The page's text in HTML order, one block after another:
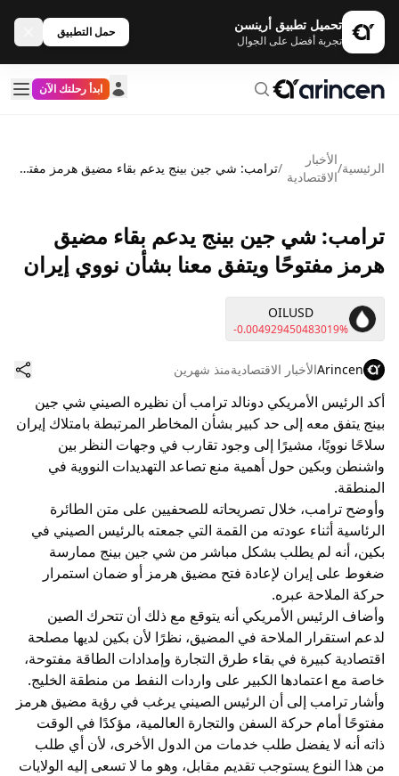
تحميل تطبيق أرينسن
تجربة أفضل على الجوال
حمل التطبيق
ابدأ رحلتك الآن
الرئيسية/
الأخبار
الاقتصادية
/ ترامب: شي جين بينج يدعم بقاء مضيق هرمز مفتوحًا ويتفق معنا بشأن نووي إيران
ترامب: شي جين بينج يدعم بقاء مضيق
هرمز مفتوحًا ويتفق معنا بشأن نووي إيران
OILUSD
-0.004929450483019%
Arincenالأخبار الاقتصاديةمنذ شهرين
أكد الرئيس الأمريكي دونالد ترامب أن نظيره الصيني شي جين
بينج يتفق معه إلى حد كبير بشأن المخاطر المرتبطة بامتلاك إيران
سلاحًا نوويًا، مشيرًا إلى وجود تقارب في وجهات النظر بين
واشنطن وبكين حول أهمية منع تصاعد التهديدات النووية في
المنطقة.
وأوضح ترامب، خلال تصريحاته للصحفيين على متن الطائرة
الرئاسية أثناء عودته من القمة التي جمعته بالرئيس الصيني في
بكين، أنه لم يطلب بشكل مباشر من شي جين بينج ممارسة
ضغوط على إيران لإعادة فتح مضيق هرمز أو ضمان استمرار
حركة الملاحة عبره.
وأضاف الرئيس الأمريكي أنه يتوقع مع ذلك أن تتحرك الصين
لدعم استقرار الملاحة في المضيق، نظرًا لأن بكين لديها مصلحة
اقتصادية كبيرة في بقاء طرق التجارة وإمدادات الطاقة مفتوحة،
خاصة مع اعتمادها الكبير على واردات النفط من منطقة الخليج.
وأشار ترامب إلى أن الرئيس الصيني يرغب في رؤية مضيق هرمز
مفتوحًا أمام حركة السفن والتجارة العالمية، مؤكدًا في الوقت
ذاته أنه لا يفضل طلب خدمات من الدول الأخرى، لأن أي طلب
من هذا النوع يستوجب تقديم مقابل، وهو ما لا تسعى إليه الولايات